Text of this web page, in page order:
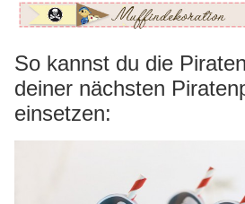
So kannst du die
deiner nächsten
einsetzen: